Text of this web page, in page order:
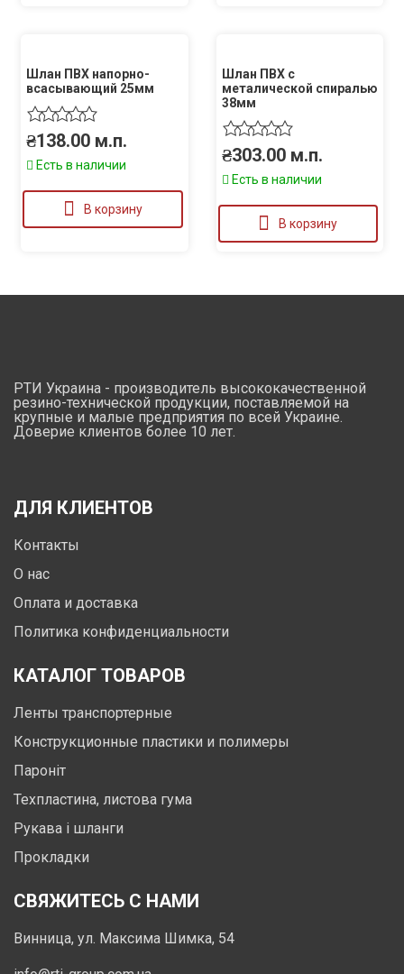
Шлан ПВХ напорно-
всасывающий 25мм
₴138.00 м.п.
Есть в наличии
В корзину
Шлан ПВХ с
металической спиралью
38мм
₴303.00 м.п.
Есть в наличии
В корзину
РТИ Украина - производитель высококачественной
резино-технической продукции, поставляемой на
крупные и малые предприятия по всей Украине.
Доверие клиентов более 10 лет.
ДЛЯ КЛИЕНТОВ
Контакты
О нас
Оплата и доставка
Политика конфиденциальности
КАТАЛОГ ТОВАРОВ
Ленты транспортерные
Конструкционные пластики и полимеры
Пароніт
Техпластина, листова гума
Рукава і шланги
Прокладки
СВЯЖИТЕСЬ С НАМИ
Винница, ул. Максима Шимка, 54